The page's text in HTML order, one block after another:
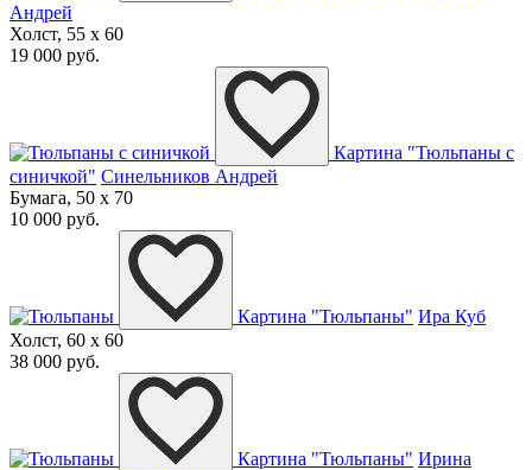
Андрей
Холст, 55 x 60
19 000 руб.
Картина "Тюльпаны с
синичкой" Синельников Андрей
Бумага, 50 x 70
10 000 руб.
Картина "Тюльпаны" Ира Куб
Холст, 60 x 60
38 000 руб.
Картина "Тюльпаны" Ирина